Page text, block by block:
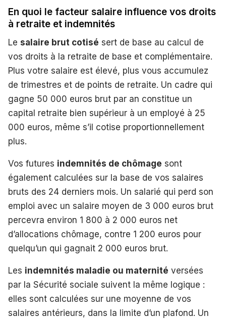
En quoi le facteur salaire influence vos droits
à retraite et indemnités
Le salaire brut cotisé sert de base au calcul de
vos droits à la retraite de base et complémentaire.
Plus votre salaire est élevé, plus vous accumulez
de trimestres et de points de retraite. Un cadre qui
gagne 50 000 euros brut par an constitue un
capital retraite bien supérieur à un employé à 25
000 euros, même s’il cotise proportionnellement
plus.
Vos futures indemnités de chômage sont
également calculées sur la base de vos salaires
bruts des 24 derniers mois. Un salarié qui perd son
emploi avec un salaire moyen de 3 000 euros brut
percevra environ 1 800 à 2 000 euros net
d’allocations chômage, contre 1 200 euros pour
quelqu’un qui gagnait 2 000 euros brut.
Les indemnités maladie ou maternité versées
par la Sécurité sociale suivent la même logique :
elles sont calculées sur une moyenne de vos
salaires antérieurs, dans la limite d’un plafond. Un